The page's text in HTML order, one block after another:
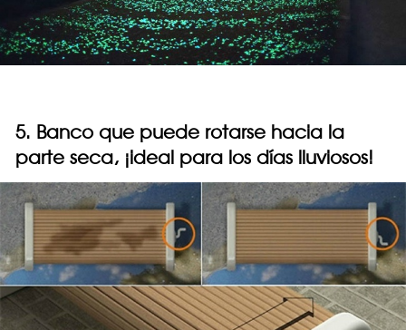
5. Banco que puede rotarse hacia la
parte seca, ¡ideal para los días lluviosos!